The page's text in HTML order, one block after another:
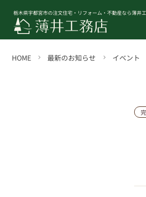
栃木県宇都宮市の注文住宅・リフォーム・不動産なら薄井
HOME 最新のお知らせ イベント